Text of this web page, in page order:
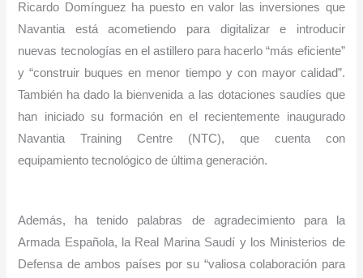
Ricardo Domínguez ha puesto en valor las inversiones que
Navantia está acometiendo para digitalizar e introducir
nuevas tecnologías en el astillero para hacerlo “más eficiente”
y “construir buques en menor tiempo y con mayor calidad”.
También ha dado la bienvenida a las dotaciones saudíes que
han iniciado su formación en el recientemente inaugurado
Navantia Training Centre (NTC), que cuenta con
equipamiento tecnológico de última generación.
Además, ha tenido palabras de agradecimiento para la
Armada Española, la Real Marina Saudí y los Ministerios de
Defensa de ambos países por su “valiosa colaboración para